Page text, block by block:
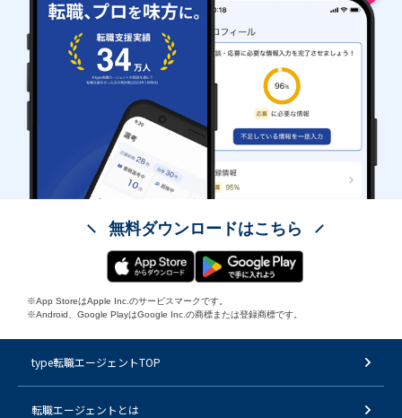
無料ダウンロードはこちら
※App StoreはApple Inc.のサービスマークです。
※Android、Google PlayはGoogle Inc.の商標または登録商標です。
type転職エージェントTOP
転職エージェントとは